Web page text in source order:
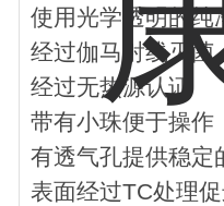
使用光学透明的纯
经过伽马射线灭菌
经过无热源认证
带有小珠便于操作
有透气孔提供稳定
表面经过TC处理